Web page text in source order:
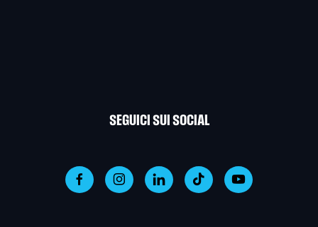
SEGUICI SUI SOCIAL